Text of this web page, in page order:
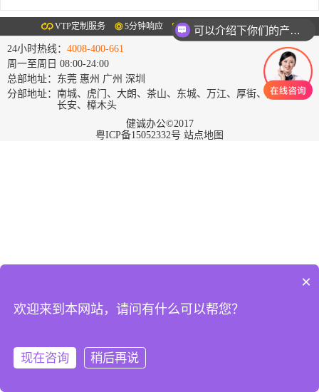
VTP定制服务 5分钟响应 2小时上门 8小时换机
24小时热线： 4008-400-661
周一至周日 08:00-24:00
总部地址：东莞 惠州 广州 深圳
分部地址：南城、虎门、大朗、茶山、东城、万江、厚街、大岭山、
长安、樟木头
健诚办公©2017
粤ICP备15052332号 站点地图
×
欢迎来到本网站，请问有什么可以帮您？
现在咨询 稍后再说